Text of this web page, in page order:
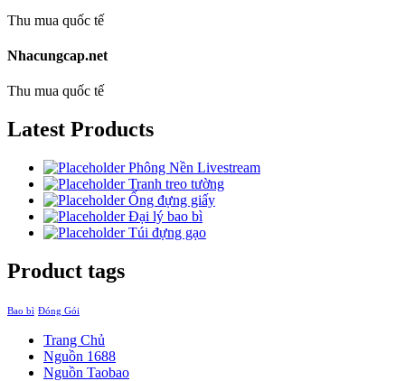
Thu mua quốc tế
Nhacungcap.net
Thu mua quốc tế
Latest Products
Phông Nền Livestream
Tranh treo tường
Ống đựng giấy
Đại lý bao bì
Túi đựng gạo
Product tags
Bao bì Đóng Gói
Trang Chủ
Nguồn 1688
Nguồn Taobao